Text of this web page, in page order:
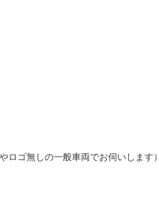
ロゴ無しの一般車両でお伺いします）